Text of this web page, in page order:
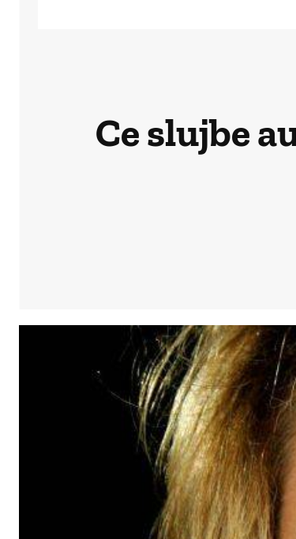
Ce slujbe